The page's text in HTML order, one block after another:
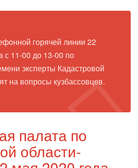
горячей линии 22
с 11-00 до 13-00 по
эксперты Кадастровой
на вопросы кузбассовцев.
палата по
области-